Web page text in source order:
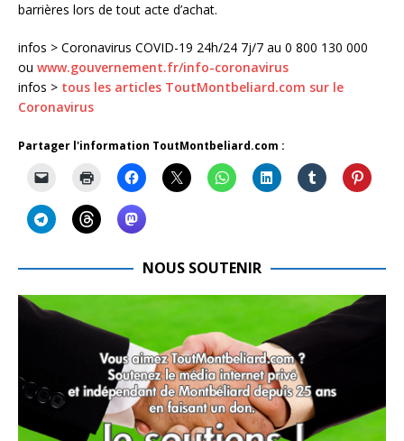
barrières lors de tout acte d’achat.
infos > Coronavirus COVID-19 24h/24 7j/7 au 0 800 130 000
ou www.gouvernement.fr/info-coronavirus
infos > tous les articles ToutMontbeliard.com sur le
Coronavirus
Partager l'information ToutMontbeliard.com :
NOUS SOUTENIR